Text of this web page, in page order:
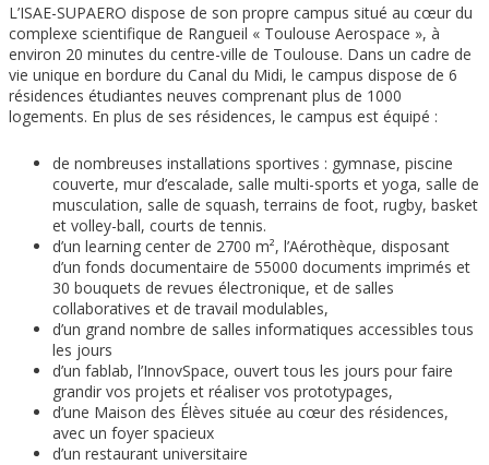
L’ISAE-SUPAERO dispose de son propre campus situé au cœur du
complexe scientifique de Rangueil « Toulouse Aerospace », à
environ 20 minutes du centre-ville de Toulouse. Dans un cadre de
vie unique en bordure du Canal du Midi, le campus dispose de 6
résidences étudiantes neuves comprenant plus de 1000
logements. En plus de ses résidences, le campus est équipé :
de nombreuses installations sportives : gymnase, piscine
couverte, mur d’escalade, salle multi-sports et yoga, salle de
musculation, salle de squash, terrains de foot, rugby, basket
et volley-ball, courts de tennis.
d’un learning center de 2700 m², l’Aérothèque, disposant
d’un fonds documentaire de 55000 documents imprimés et
30 bouquets de revues électronique, et de salles
collaboratives et de travail modulables,
d’un grand nombre de salles informatiques accessibles tous
les jours
d’un fablab, l’InnovSpace, ouvert tous les jours pour faire
grandir vos projets et réaliser vos prototypages,
d’une Maison des Élèves située au cœur des résidences,
avec un foyer spacieux
d’un restaurant universitaire